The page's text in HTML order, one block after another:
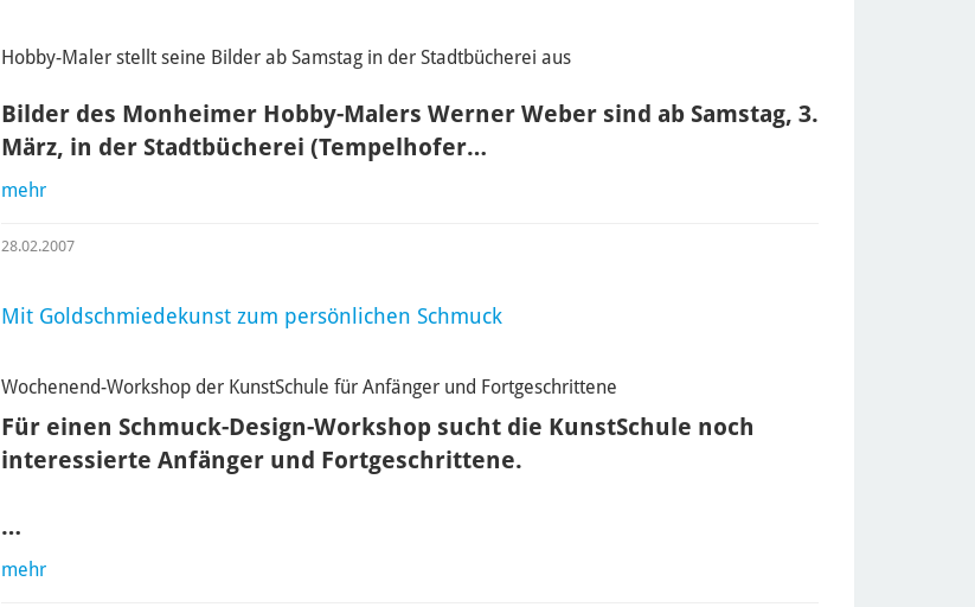
Hobby-Maler stellt seine Bilder ab Samstag in der Stadtbücherei aus
Bilder des Monheimer Hobby-Malers Werner Weber sind ab Samstag, 3.
März, in der Stadtbücherei (Tempelhofer…
mehr
28.02.2007
Mit Goldschmiedekunst zum persönlichen Schmuck
Wochenend-Workshop der KunstSchule für Anfänger und Fortgeschrittene
Für einen Schmuck-Design-Workshop sucht die KunstSchule noch
interessierte Anfänger und Fortgeschrittene.
…
mehr